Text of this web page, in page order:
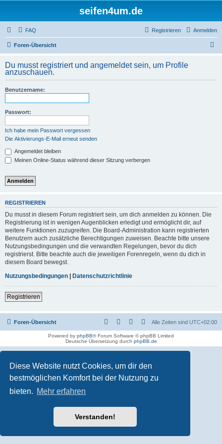
Diese Website nutzt Cookies, um dir den
bestmöglichen Komfort bei der Nutzung zu
bieten. Mehr erfahren
Verstanden!
seifen4um.de
FAQ Anmelden
Registrieren
Foren-Übersicht
h
Du musst registriert und angemeldet sein, um Profile
anzuschauen.
Benutzername:
Passwort:
Ich habe mein Passwort vergessen
Die Aktivierungs-E-Mail erneut senden
Angemeldet bleiben
Meinen Online-Status während dieser Sitzung verbergen
REGISTRIEREN
Du musst in diesem Forum registriert sein, um dich anmelden zu können. Die
Registrierung ist in wenigen Augenblicken erledigt und ermöglicht dir, auf
weitere Funktionen zuzugreifen. Die Board-Administration kann registrierten
Benutzern auch zusätzliche Berechtigungen zuweisen. Beachte bitte unsere
Nutzungsbedingungen und die verwandten Regelungen, bevor du dich
registrierst. Bitte beachte auch die jeweiligen Forenregeln, wenn du dich in
diesem Board bewegst.
Nutzungsbedingungen | Datenschutzrichtlinie
Registrieren
Foren-Übersicht Alle Zeiten sind UTC+02:00
Powered by phpBB® Forum Software © phpBB Limited
Deutsche Übersetzung durch phpBB.de